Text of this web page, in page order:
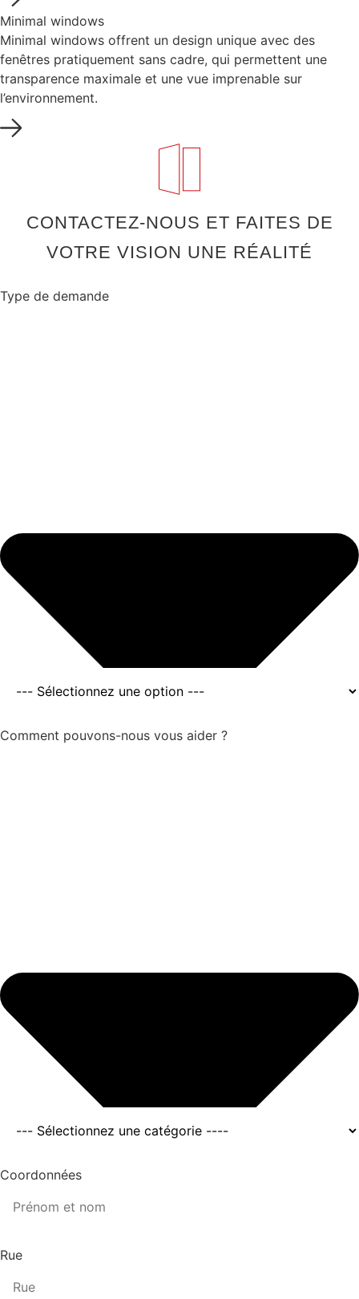
Minimal windows
Minimal windows offrent un design unique avec des
fenêtres pratiquement sans cadre, qui permettent une
transparence maximale et une vue imprenable sur
l’environnement.
CONTACTEZ-NOUS ET FAITES DE
VOTRE VISION UNE RÉALITÉ
Type de demande
Comment pouvons-nous vous aider ?
Coordonnées
Rue